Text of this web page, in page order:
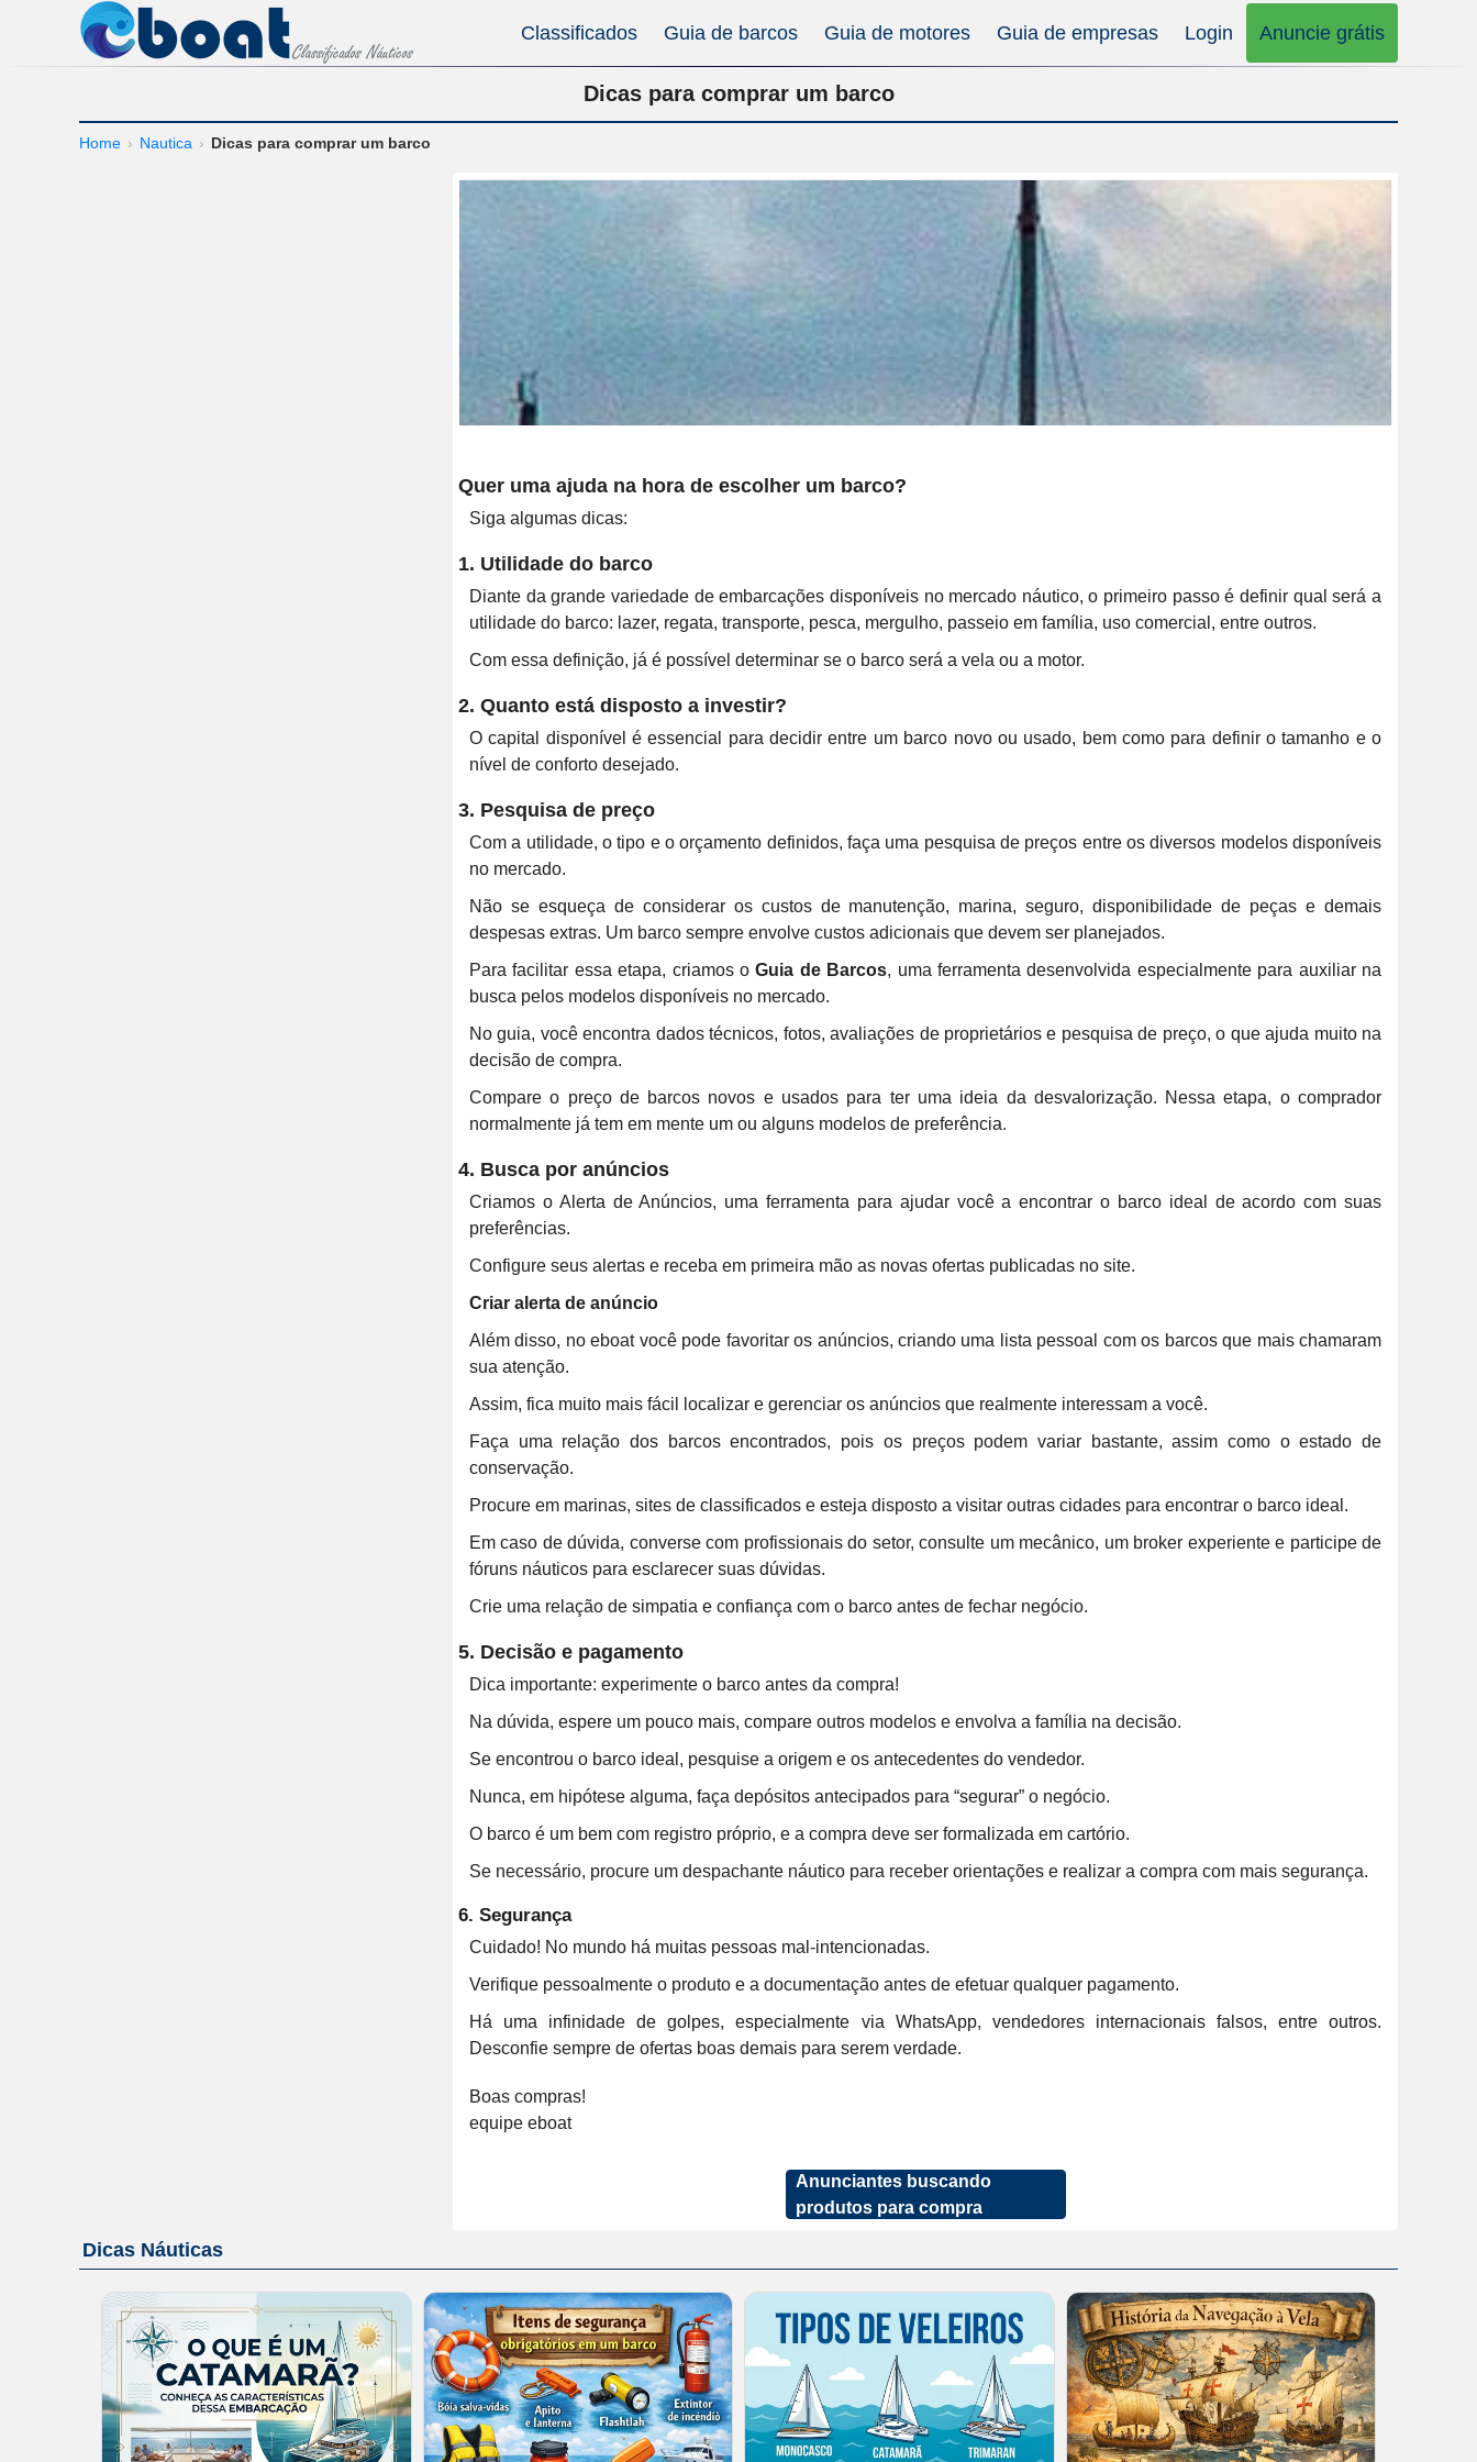
Classificados Guia de barcos Guia de motores Guia de empresas Login Anuncie grátis
Dicas para comprar um barco
Home › Nautica › Dicas para comprar um barco
Quer uma ajuda na hora de escolher um barco?
Siga algumas dicas:
1. Utilidade do barco
Diante da grande variedade de embarcações disponíveis no mercado náutico, o primeiro passo é definir qual será a
utilidade do barco: lazer, regata, transporte, pesca, mergulho, passeio em família, uso comercial, entre outros.
Com essa definição, já é possível determinar se o barco será a vela ou a motor.
2. Quanto está disposto a investir?
O capital disponível é essencial para decidir entre um barco novo ou usado, bem como para definir o tamanho e o
nível de conforto desejado.
3. Pesquisa de preço
Com a utilidade, o tipo e o orçamento definidos, faça uma pesquisa de preços entre os diversos modelos disponíveis
no mercado.
Não se esqueça de considerar os custos de manutenção, marina, seguro, disponibilidade de peças e demais
despesas extras. Um barco sempre envolve custos adicionais que devem ser planejados.
Para facilitar essa etapa, criamos oGuia de Barcos, uma ferramenta desenvolvida especialmente para auxiliar na
busca pelos modelos disponíveis no mercado.
No guia, você encontra dados técnicos, fotos, avaliações de proprietários e pesquisa de preço, o que ajuda muito na
decisão de compra.
Compare o preço de barcos novos e usados para ter uma ideia da desvalorização. Nessa etapa, o comprador
normalmente já tem em mente um ou alguns modelos de preferência.
4. Busca por anúncios
Criamos o Alerta de Anúncios, uma ferramenta para ajudar você a encontrar o barco ideal de acordo com suas
preferências.
Configure seus alertas e receba em primeira mão as novas ofertas publicadas no site.
Criar alerta de anúncio
Além disso, no eboat você pode favoritar os anúncios, criando uma lista pessoal com os barcos que mais chamaram
sua atenção.
Assim, fica muito mais fácil localizar e gerenciar os anúncios que realmente interessam a você.
Faça uma relação dos barcos encontrados, pois os preços podem variar bastante, assim como o estado de
conservação.
Procure em marinas, sites de classificados e esteja disposto a visitar outras cidades para encontrar o barco ideal.
Em caso de dúvida, converse com profissionais do setor, consulte um mecânico, um broker experiente e participe de
fóruns náuticos para esclarecer suas dúvidas.
Crie uma relação de simpatia e confiança com o barco antes de fechar negócio.
5. Decisão e pagamento
Dica importante: experimente o barco antes da compra!
Na dúvida, espere um pouco mais, compare outros modelos e envolva a família na decisão.
Se encontrou o barco ideal, pesquise a origem e os antecedentes do vendedor.
Nunca, em hipótese alguma, faça depósitos antecipados para “segurar” o negócio.
O barco é um bem com registro próprio, e a compra deve ser formalizada em cartório.
Se necessário, procure um despachante náutico para receber orientações e realizar a compra com mais segurança.
6. Segurança
Cuidado! No mundo há muitas pessoas mal-intencionadas.
Verifique pessoalmente o produto e a documentação antes de efetuar qualquer pagamento.
Há uma infinidade de golpes, especialmente via WhatsApp, vendedores internacionais falsos, entre outros.
Desconfie sempre de ofertas boas demais para serem verdade.
Boas compras!
equipe eboat
Anunciantes buscando
produtos para compra
Dicas Náuticas